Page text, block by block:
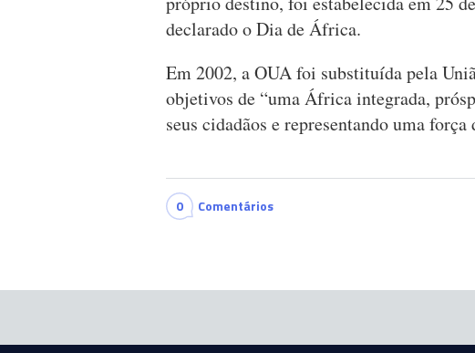
declarado o Dia de África.
Em 2002, a OUA foi substituída pela
objetivos de “uma África integrada,
seus cidadãos e representando uma
0 Comentários